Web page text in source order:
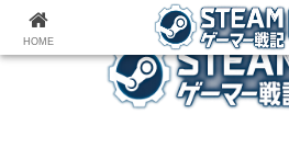
ゲーム関連雑記ブ
HOME